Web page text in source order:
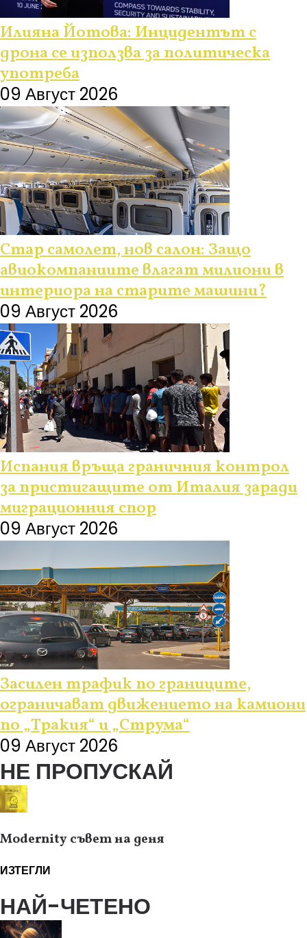
Илияна Йотова: Инцидентът с
дрона се използва за политическа
употреба
09 Август 2026
Стар самолет, нов салон: Защо
авиокомпаниите влагат милиони в
интериора на старите машини?
09 Август 2026
Испания връща граничния контрол
за пристигащите от Италия заради
миграционния спор
09 Август 2026
Засилен трафик по границите,
ограничават движението на камиони
по „Тракия“ и „Струма“
09 Август 2026
НЕ ПРОПУСКАЙ
Modernity съвет на деня
ИЗТЕГЛИ
НАЙ-ЧЕТЕНО